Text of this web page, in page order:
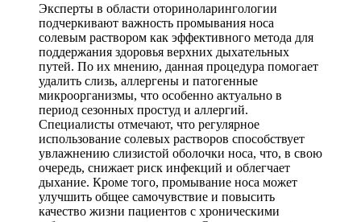
Эксперты в области оториноларингологии
подчеркивают важность промывания носа
солевым раствором как эффективного метода для
поддержания здоровья верхних дыхательных
путей. По их мнению, данная процедура помогает
удалить слизь, аллергены и патогенные
микроорганизмы, что особенно актуально в
период сезонных простуд и аллергий.
Специалисты отмечают, что регулярное
использование солевых растворов способствует
увлажнению слизистой оболочки носа, что, в свою
очередь, снижает риск инфекций и облегчает
дыхание. Кроме того, промывание носа может
улучшить общее самочувствие и повысить
качество жизни пациентов с хроническими